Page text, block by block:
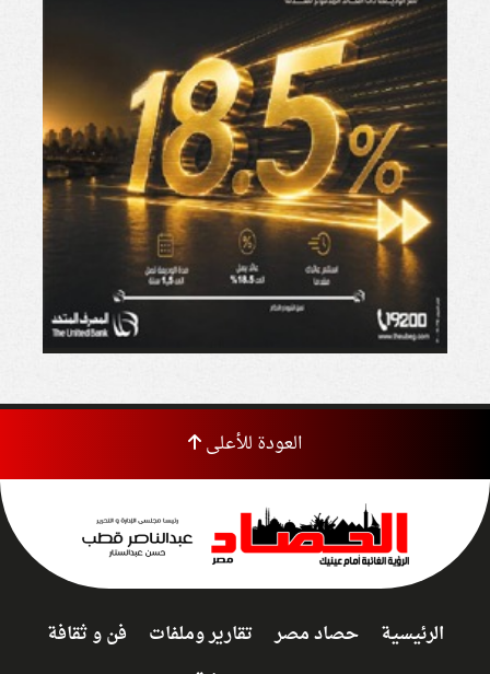
العودة للأعلى
الرئيسية حصاد مصر تقارير وملفات
فن و ثقافة